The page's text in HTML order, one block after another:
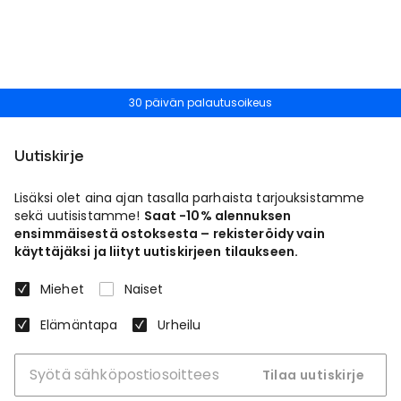
30 päivän palautusoikeus
Uutiskirje
Lisäksi olet aina ajan tasalla parhaista tarjouksistamme
sekä uutisistamme! Saat -10% alennuksen
ensimmäisestä ostoksesta – rekisteröidy vain
käyttäjäksi ja liityt uutiskirjeen tilaukseen.
Miehet
Naiset
Elämäntapa
Urheilu
Tilaa uutiskirje